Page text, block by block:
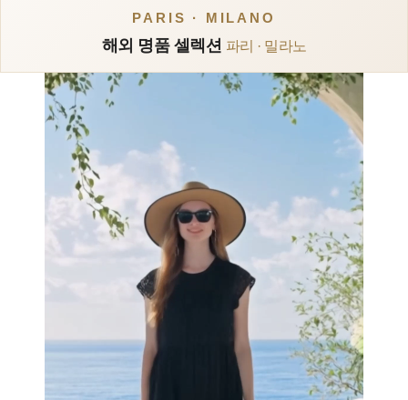
PARIS · MILANO
해외 명품 셀렉션 파리 · 밀라노